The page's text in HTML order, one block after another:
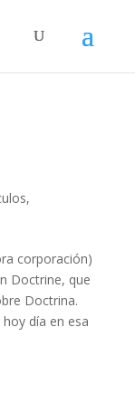
,
corporación)
Doctrine, que
Doctrina.
día en esa